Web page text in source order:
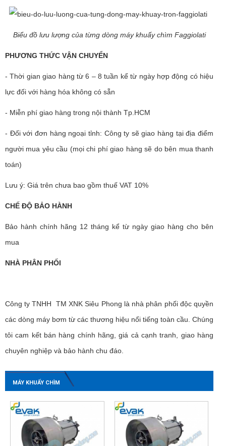
Biểu đồ lưu lượng của từng dòng máy khuấy chìm Faggiolati
PHƯƠNG THỨC VẬN CHUYỂN
- Thời gian giao hàng từ 6 – 8 tuần kể từ ngày hợp động có hiệu
lực đối với hàng hóa không có sẵn
- Miễn phí giao hàng trong nội thành Tp.HCM
- Đối với đơn hàng ngoại tỉnh: Công ty sẽ giao hàng tại địa điểm
người mua yêu cầu (mọi chi phí giao hàng sẽ do bên mua thanh
toán)
Lưu ý: Giá trên chưa bao gồm thuế VAT 10%
CHẾ ĐỘ BẢO HÀNH
Bảo hành chính hãng 12 tháng kể từ ngày giao hàng cho bên
mua
NHÀ PHÂN PHỐI
Công ty TNHH TM XNK Siêu Phong là nhà phân phối độc quyền
các dòng máy bơm từ các thương hiệu nổi tiếng toàn cầu. Chúng
tôi cam kết bán hàng chính hãng, giá cả cạnh tranh, giao hàng
chuyên nghiệp và bảo hành chu đáo.
MÁY KHUẤY CHÌM